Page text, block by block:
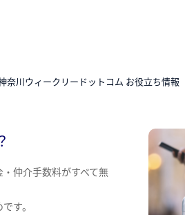
奈川ウィークリードットコム お役立ち情報
仲介手数料がすべて無
す。